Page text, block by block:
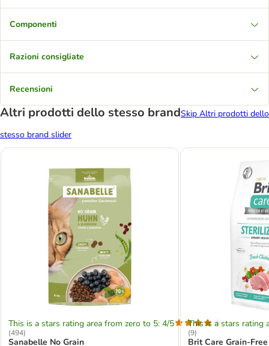
Componenti
Razioni consigliate
Recensioni
Altri prodotti dello stesso brandSkip Altri prodotti dello
stesso brand slider
This is a stars rating area from zero to 5: 4/5
(494)
Sanabelle No Grain
This is a stars rating
(9)
Brit Care Grain-